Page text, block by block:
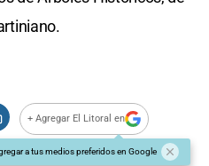
+ Agregar El Litoral en
a tus medios preferidos en Google